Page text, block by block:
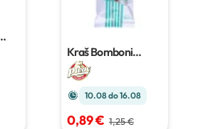
Kraš Bomboni
pepermint
10.08 do 16.08
0,89 € 1,25 €